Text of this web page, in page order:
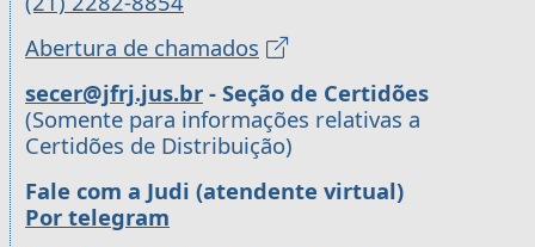
Abertura de chamados
secer@jfrj.jus.br - Seção de Certidões
(Somente para informações relativas a
Certidões de Distribuição)
Fale com a Judi (atendente virtual)
Por telegram